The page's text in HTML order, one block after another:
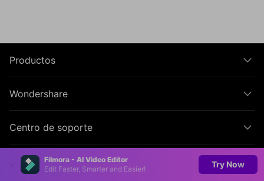
Filmora - AI Video Editor
Edit Faster, Smarter and Easier!
Try Now
Productos
Wondershare
Centro de soporte
Síguenos